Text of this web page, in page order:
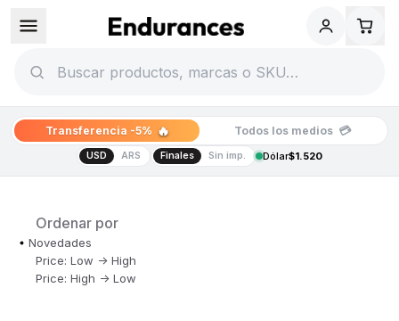
Transferencia -5% 🔥 Todos los medios 💳
USD ARS Finales Sin imp. Dólar$1.520
Ordenar por
Novedades
Price: Low -> High
Price: High -> Low